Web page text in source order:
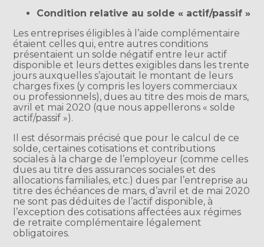
Condition relative au solde « actif/passif »
Les entreprises éligibles à l’aide complémentaire
étaient celles qui, entre autres conditions
présentaient un solde négatif entre leur actif
disponible et leurs dettes exigibles dans les trente
jours auxquelles s’ajoutait le montant de leurs
charges fixes (y compris les loyers commerciaux
ou professionnels), dues au titre des mois de mars,
avril et mai 2020 (que nous appellerons « solde
actif/passif »).
Il est désormais précisé que pour le calcul de ce
solde, certaines cotisations et contributions
sociales à la charge de l’employeur (comme celles
dues au titre des assurances sociales et des
allocations familiales, etc.) dues par l’entreprise au
titre des échéances de mars, d’avril et de mai 2020
ne sont pas déduites de l’actif disponible, à
l’exception des cotisations affectées aux régimes
de retraite complémentaire légalement
obligatoires.